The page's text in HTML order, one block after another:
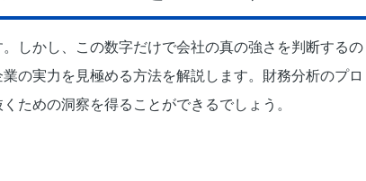
しかし、この数字だけで会社の真の強さを判断するの
の実力を見極める方法を解説します。財務分析のプロ
ための洞察を得ることができるでしょう。